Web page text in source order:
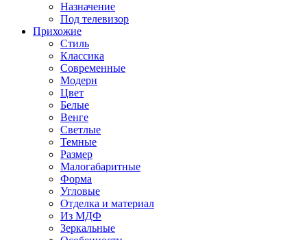
Назначение
Под телевизор
Прихожие
Стиль
Классика
Современные
Модерн
Цвет
Белые
Венге
Светлые
Темные
Размер
Малогабаритные
Форма
Угловые
Отделка и материал
Из МДФ
Зеркальные